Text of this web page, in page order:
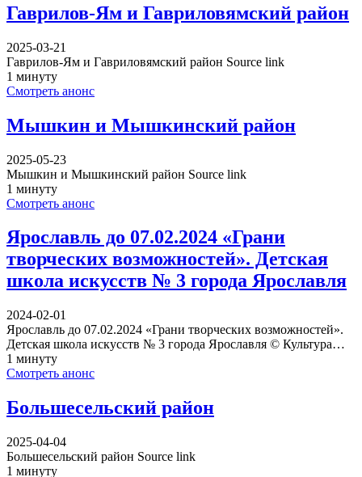
Гаврилов-Ям и Гавриловямский район
2025-03-21
Гаврилов-Ям и Гавриловямский район Source link
1 минуту
Смотреть анонс
Мышкин и Мышкинский район
2025-05-23
Мышкин и Мышкинский район Source link
1 минуту
Смотреть анонс
Ярославль до 07.02.2024 «Грани
творческих возможностей». Детская
школа искусств № 3 города Ярославля
2024-02-01
Ярославль до 07.02.2024 «Грани творческих возможностей».
Детская школа искусств № 3 города Ярославля © Культура…
1 минуту
Смотреть анонс
Большесельский район
2025-04-04
Большесельский район Source link
1 минуту